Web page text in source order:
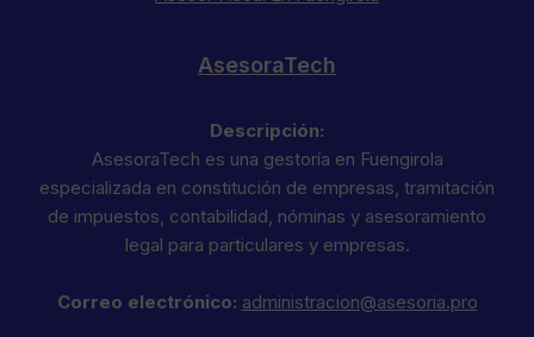
AsesoraTech
Descripción:
AsesoraTech es una gestoría en Fuengirola
especializada en constitución de empresas, tramitación
de impuestos, contabilidad, nóminas y asesoramiento
legal para particulares y empresas.
Correo electrónico: administracion@asesoria.pro